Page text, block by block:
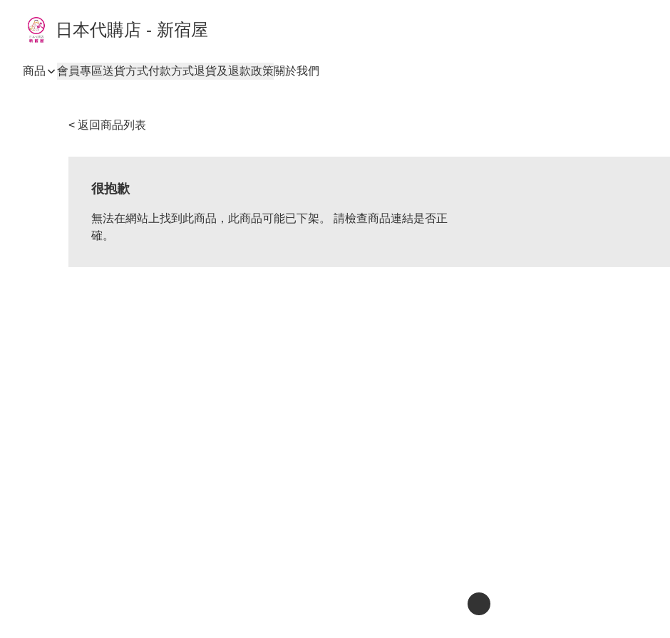
日本代購店 - 新宿屋
商品 會員專區送貨方式付款方式退貨及退款政策關於我們
< 返回商品列表
很抱歉
無法在網站上找到此商品，此商品可能已下架。 請檢查商品連結是否正
確。